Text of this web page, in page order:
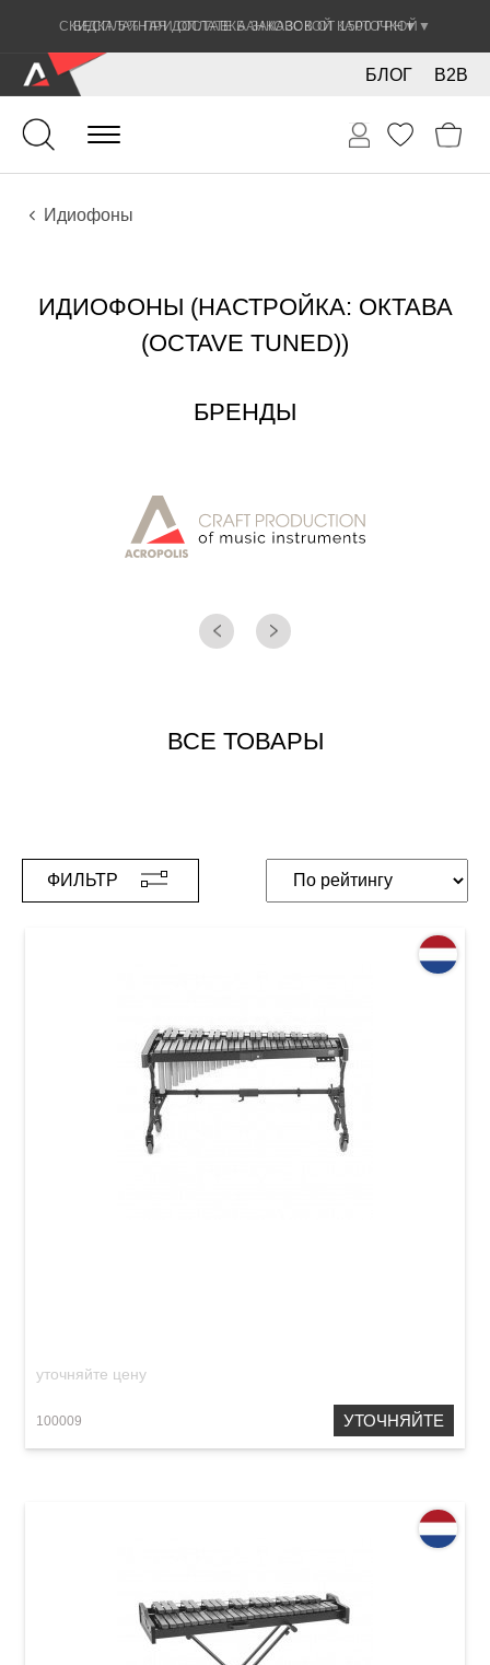
СКИДКА 5% ПРИ ОПЛАТЕ БАНКОВСКОЙ КАРТОЧКОЙ ▼
B2B
БЛОГ
Ударные
Ударные инструменты
Инструменты
Идиофоны
ИДИОФОНЫ (НАСТРОЙКА: ОКТАВА
(OCTAVE TUNED))
БРЕНДЫ
ВСЕ ТОВАРЫ
ФИЛЬТР
уточняйте цену
100009 УТОЧНЯЙТЕ